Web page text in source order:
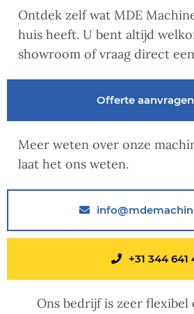
Ontdek zelf wat MDE
huis heeft. U bent altijd
showroom of vraag direct
Offerte aanvragen
Meer weten over onze
laat het ons weten.
+31 344 641
Ons bedrijf is zeer flexibel